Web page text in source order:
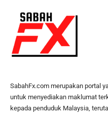
SabahFx.com merupakan portal
untuk menyediakan maklumat
kepada penduduk Malaysia,